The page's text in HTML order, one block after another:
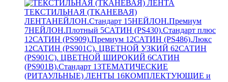
ТЕКСТИЛЬНАЯ (ТКАНЕВАЯ)
ЛЕНТАНЕЙЛОН.Стандарт 15НЕЙЛОН.Премиум
7НЕЙЛОН.Плотный 5САТИН (PS430).Стандарт плюс
12САТИН (PS909).Премиум 12САТИН (PS486).Люкс
12САТИН (PS901C). ЦВЕТНОЙ УЗКИЙ 62САТИН
(PS901C). ЦВЕТНОЙ ШИРОКИЙ 6САТИН
(PS901B).Стандарт 13ТЕМАТИЧЕСКИЕ
(РИТАУЛЬНЫЕ) ЛЕНТЫ 16КОМПЛЕКТУЮЩИЕ и